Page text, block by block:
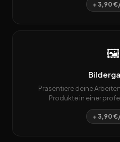
+ 3,90
🖼️
Präsentiere deine
Produkte in einer
+ 3,90